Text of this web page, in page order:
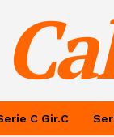
C Gir.C